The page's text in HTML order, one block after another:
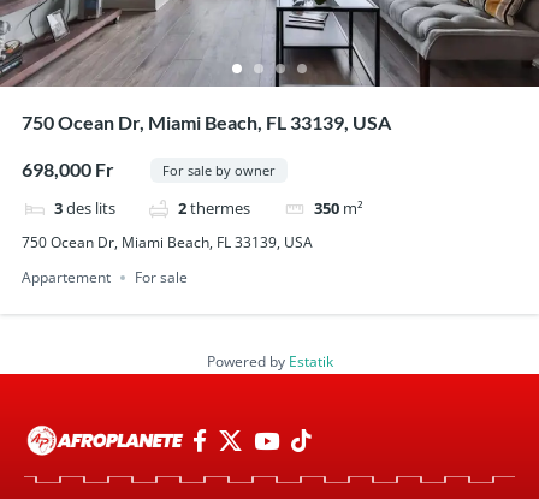
750 Ocean Dr, Miami Beach, FL 33139, USA
698,000 Fr For sale by owner
3des lits 2thermes 350 m²
750 Ocean Dr, Miami Beach, FL 33139, USA
Appartement
For sale
Powered by Estatik